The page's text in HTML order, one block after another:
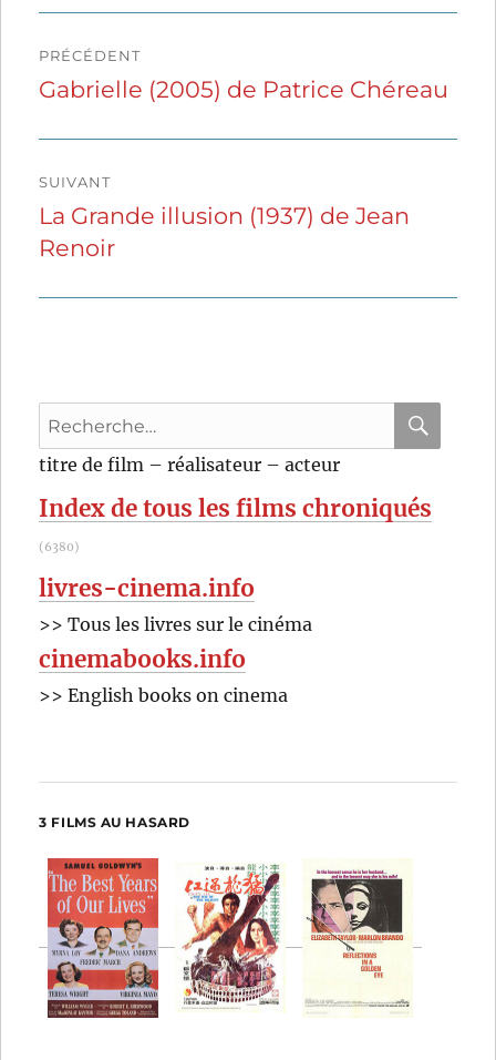
de
PRÉCÉDENT
Publication
Gabrielle (2005) de Patrice Chéreau
SUIVANT
Publication
suivante :
La Grande illusion (1937) de Jean
Renoir
Recherche
pour
:
titre de film – réalisateur – acteur
Index de tous les films chroniqués
(6380)
livres-cinema.info
>> Tous les livres sur le cinéma
cinemabooks.info
>> English books on cinema
3 FILMS AU HASARD